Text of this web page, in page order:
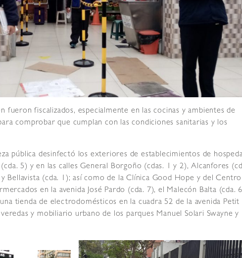
fueron fiscalizados, especialmente en las cocinas y ambientes de
comprobar que cumplan con las condiciones sanitarias y los
pública desinfectó los exteriores de establecimientos de
5) y en las calles General Borgoño (cdas. 1 y 2), Alcanfores
Bellavista (cda. 1); así como de la Clínica Good Hope y del
en la avenida José Pardo (cda. 7), el Malecón Balta (cda.
tienda de electrodomésticos en la cuadra 52 de la avenida Petit
y mobiliario urbano de los parques Manuel Solari Swayne y